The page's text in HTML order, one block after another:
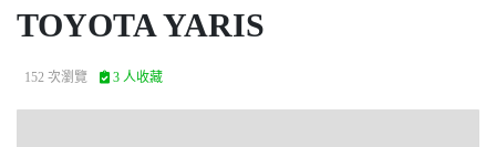
TOYOTA YARIS
152 次瀏覽 3 人收藏